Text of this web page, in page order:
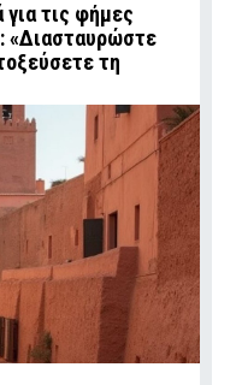
τις φήμες
«Διασταυρώστε
τη